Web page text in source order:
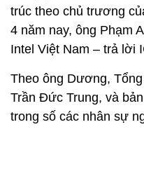
trúc theo chủ trương
4 năm nay, ông Phạm
Intel Việt Nam – trả lời
Theo ông Dương,
Trần Đức Trung, và
trong số các nhân sự